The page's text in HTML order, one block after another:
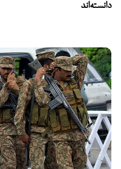
دانسته‌اند